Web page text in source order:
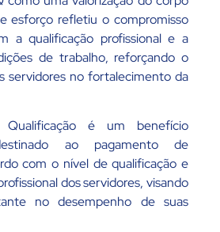
esforço refletiu o compromisso
a qualificação profissional e a
de trabalho, reforçando o
servidores no fortalecimento da
é um benefício
ao pagamento de
com o nível de qualificação e
dos servidores, visando
no desempenho de suas